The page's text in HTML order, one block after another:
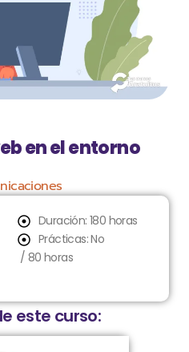
en el entorno
Duración: 180 horas
Prácticas: No
/ 80 horas
este curso: